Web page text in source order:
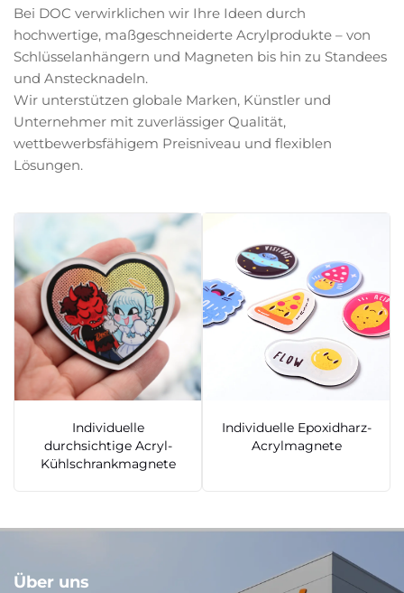
Bei DOC verwirklichen wir Ihre Ideen durch
hochwertige, maßgeschneiderte Acrylprodukte – von
Schlüsselanhängern und Magneten bis hin zu Standees
und Anstecknadeln.
Wir unterstützen globale Marken, Künstler und
Unternehmer mit zuverlässiger Qualität,
wettbewerbsfähigem Preisniveau und flexiblen
Lösungen.
Individuelle
durchsichtige Acryl-
Kühlschrankmagnete
Individuelle Epoxidharz-
Acrylmagnete
Über uns